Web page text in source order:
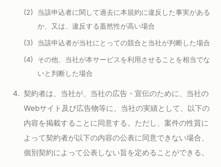
当該申込者に関して過去に本規約に違反した事実がある
か、又は、違反する蓋然性が高い場合
当該申込者が当社にとっての競合と当社が判断した場合
その他、当社が本サービスを利用させることを相当でな
いと判断した場合
契約者は、当社が、当社の広告・宣伝のために、当社の
Webサイト及び広告物等に、当社の実績として、以下の
内容を掲載することに同意する。ただし、案件の性質に
よって契約者が以下の内容の公表に同意できない場合、
個別契約によって公表しない旨を定めることができる。